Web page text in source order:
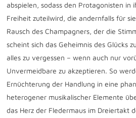
abspielen, sodass den Protagonisten in
Freiheit zuteilwird, die andernfalls für
Rausch des Champagners, der die
scheint sich das Geheimnis des Glücks
alles zu vergessen – wenn auch nur
Unvermeidbare zu akzeptieren. So
Ernüchterung der Handlung in eine
heterogener musikalischer Elemente
das Herz der Fledermaus im Dreiertakt